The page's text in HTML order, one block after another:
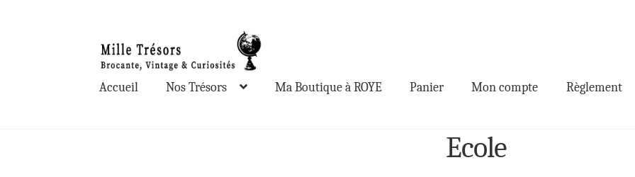
à
la
navigation
au
contenu
Accueil Nos Trésors Ma Boutique à ROYE Panier Mon compte Règlement
Ecole